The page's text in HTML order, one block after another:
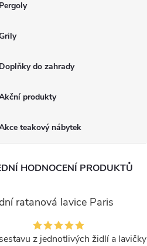
Pergoly
Doplňky do zahrady
produkty
teakový nábytek
HODNOCENÍ PRODUKTŮ
ratanová lavice Paris
z jednotlivých židlí a lavičky